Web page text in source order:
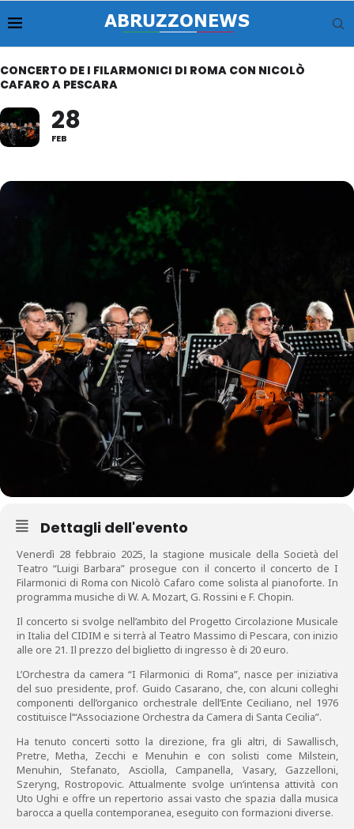
CONCERTO DE I FILARMONICI DI ROMA CON NICOLÒ
CAFARO A PESCARA
28
FEB
Dettagli dell'evento
Venerdì 28 febbraio 2025, la stagione musicale della Società del
Teatro “Luigi Barbara” prosegue con il concerto il concerto de I
Filarmonici di Roma con Nicolò Cafaro come solista al pianoforte. In
programma musiche di W. A. Mozart, G. Rossini e F. Chopin.
Il concerto si svolge nell’ambito del Progetto Circolazione Musicale
in Italia del CIDIM e si terrà al Teatro Massimo di Pescara, con inizio
alle ore 21. Il prezzo del biglietto di ingresso è di 20 euro.
L’Orchestra da camera “I Filarmonici di Roma”, nasce per iniziativa
del suo presidente, prof. Guido Casarano, che, con alcuni colleghi
componenti dell’organico orchestrale dell’Ente Ceciliano, nel 1976
costituisce l’“Associazione Orchestra da Camera di Santa Cecilia”.
Ha tenuto concerti sotto la direzione, fra gli altri, di Sawallisch,
Pretre, Metha, Zecchi e Menuhin e con solisti come Milstein,
Menuhin, Stefanato, Asciolla, Campanella, Vasary, Gazzelloni,
Szeryng, Rostropovic. Attualmente svolge un’intensa attività con
Uto Ughi e offre un repertorio assai vasto che spazia dalla musica
barocca a quella contemporanea, eseguito con formazioni diverse.